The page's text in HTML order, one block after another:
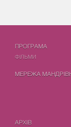
ПРОГРАМА
ФIЛЬМИ
МЕРЕЖА
АРХІВ